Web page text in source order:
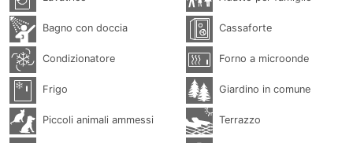
Bagno con doccia Cassaforte
Condizionatore Forno a microonde
Frigo Giardino in comune
Piccoli animali ammessi Terrazzo